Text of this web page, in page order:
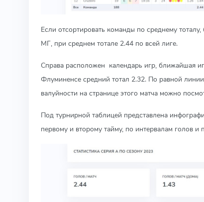
Если отсортировать команды по среднему
МГ, при среднем тотале 2.44 по всей лиге.
Справа расположен календарь игр, ближайшая
Флуминенсе средний тотал 2.32. По равной
валуйности на странице этого матча можно
Под турнирной таблицей представлена
первому и второму тайму, по интервалам голов